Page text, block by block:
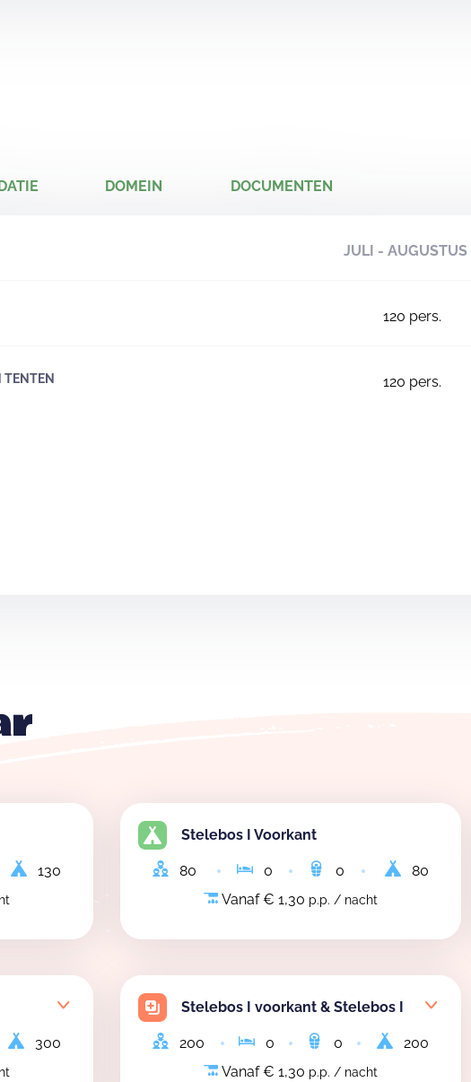
DOMEIN DOCUMENTEN
JULI - AUGUSTUS
120 pers.
TENTEN 120 pers.
130
Stelebos I Voorkant
80 0 0
80
Vanaf € 1,30 p.p. / nacht
300
Stelebos I voorkant & Stelebos I
200 0 0
200
Vanaf € 1,30 p.p. / nacht